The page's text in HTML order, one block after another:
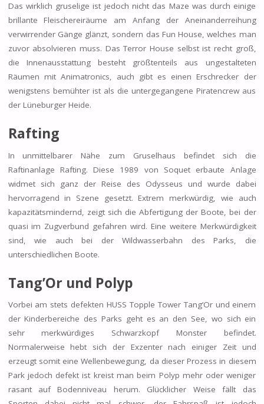
Das wirklich gruselige ist jedoch nicht das Maze was durch einige
brillante Fleischereiräume am Anfang der Aneinanderreihung
verwirrender Gänge glänzt, sondern das Fun House, welches man
zuvor absolvieren muss. Das Terror House selbst ist recht groß,
die Innenausstattung besteht größtenteils aus ungestalteten
Räumen mit Animatronics, auch gibt es einen Erschrecker der
wenigstens bemühter ist als die untergegangene Piratencrew aus
der Lüneburger Heide.
Rafting
In unmittelbarer Nähe zum Gruselhaus befindet sich die
Raftinanlage Rafting. Diese 1989 von Soquet erbaute Anlage
widmet sich ganz der Reise des Odysseus und wurde dabei
hervorragend in Szene gesetzt. Extrem merkwürdig, wie auch
kapazitätsmindernd, zeigt sich die Abfertigung der Boote, bei der
quasi im Zugverbund gefahren wird. Eine weitere Merkwürdigkeit
sind, wie auch bei der Wildwasserbahn des Parks, die
unterschiedlichen Boote.
Tang’Or und Polyp
Vorbei am stets defekten HUSS Topple Tower Tang’Or und einem
der Kinderbereiche des Parks geht es an den See, wo sich ein
sehr merkwürdiges Schwarzkopf Monster befindet.
Normalerweise hebt sich der Exzenter nach einiger Zeit und
erzeugt somit eine Wellenbewegung, da dieser Prozess in diesem
Park jedoch defekt ist kreist man beim Polyp mehr oder weniger
rasant auf Bodenniveau herum. Glücklicher Weise fällt das